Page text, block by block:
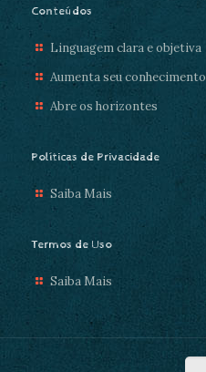
Conteúdos
Linguagem clara e objetiva
Aumenta seu conhecimento
Abre os horizontes
Políticas de Privacidade
Saiba Mais
Termos de Uso
Saiba Mais